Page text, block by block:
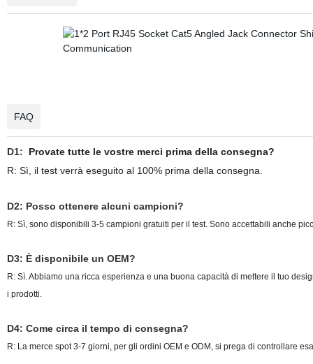
FAQ
D1:
Provate tutte le vostre merci prima della consegna?
R: Sì, il test verrà eseguito al 100% prima della consegna.
D2: Posso ottenere alcuni campioni?
R: Sì, sono disponibili 3-5 campioni gratuiti per il test. Sono accettabili anche
D3: È disponibile un OEM?
R: Sì. Abbiamo una ricca esperienza e una buona capacità di mettere il tuo
i prodotti.
D4: Come circa il tempo di consegna?
R: La merce spot 3-7 giorni, per gli ordini OEM e ODM, si prega di controllare